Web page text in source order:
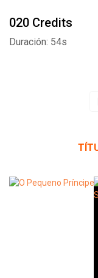
020 Credits
Duración: 54s